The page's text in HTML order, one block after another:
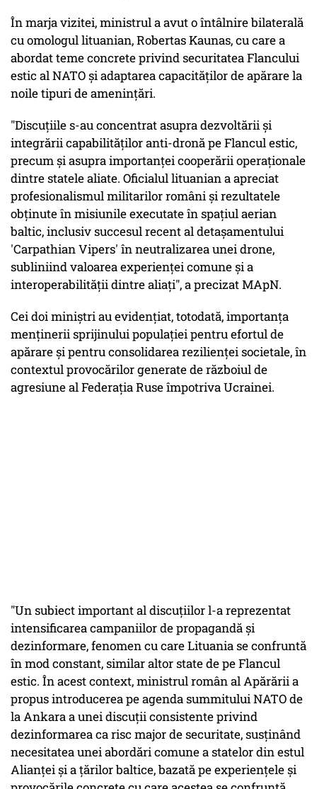
În marja vizitei, ministrul a avut o întâlnire bilaterală
cu omologul lituanian, Robertas Kaunas, cu care a
abordat teme concrete privind securitatea Flancului
estic al NATO şi adaptarea capacităţilor de apărare la
noile tipuri de ameninţări.
"Discuţiile s-au concentrat asupra dezvoltării şi
integrării capabilităţilor anti-dronă pe Flancul estic,
precum şi asupra importanţei cooperării operaţionale
dintre statele aliate. Oficialul lituanian a apreciat
profesionalismul militarilor români şi rezultatele
obţinute în misiunile executate în spaţiul aerian
baltic, inclusiv succesul recent al detaşamentului
'Carpathian Vipers' în neutralizarea unei drone,
subliniind valoarea experienţei comune şi a
interoperabilităţii dintre aliaţi", a precizat MApN.
Cei doi miniştri au evidenţiat, totodată, importanţa
menţinerii sprijinului populaţiei pentru efortul de
apărare şi pentru consolidarea rezilienţei societale, în
contextul provocărilor generate de războiul de
agresiune al Federaţia Ruse împotriva Ucrainei.
"Un subiect important al discuţiilor l-a reprezentat
intensificarea campaniilor de propagandă şi
dezinformare, fenomen cu care Lituania se confruntă
în mod constant, similar altor state de pe Flancul
estic. În acest context, ministrul român al Apărării a
propus introducerea pe agenda summitului NATO de
la Ankara a unei discuţii consistente privind
dezinformarea ca risc major de securitate, susţinând
necesitatea unei abordări comune a statelor din estul
Alianţei şi a ţărilor baltice, bazată pe experienţele şi